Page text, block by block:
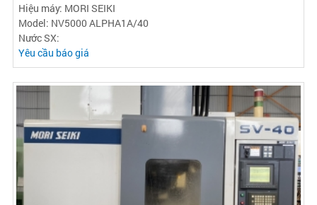
Hiệu máy: MORI SEIKI
Model: NV5000 ALPHA1A/40
Nước SX:
Yêu cầu báo giá